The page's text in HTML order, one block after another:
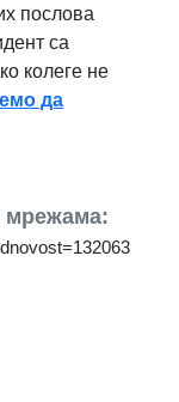
послова
са
колеге не
да
мрежама: